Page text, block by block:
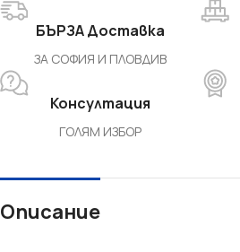
БЪРЗА Доставка
ЗА СОФИЯ И ПЛОВДИВ
Консултация
ГОЛЯМ ИЗБОР
Описание